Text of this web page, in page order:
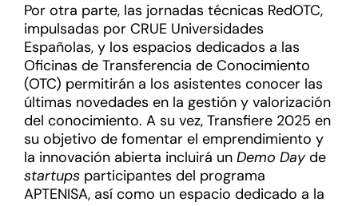
Por otra parte, las jornadas técnicas RedOTC,
impulsadas por CRUE Universidades
Españolas, y los espacios dedicados a las
Oficinas de Transferencia de Conocimiento
(OTC) permitirán a los asistentes conocer las
últimas novedades en la gestión y valorización
del conocimiento. A su vez, Transfiere 2025 en
su objetivo de fomentar el emprendimiento y
la innovación abierta incluirá un Demo Dayde
startups participantes del programa
APTENISA, así como un espacio dedicado a la